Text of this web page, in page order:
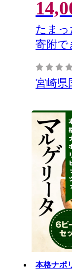
お祝い 記
たまっ
寄附で
宮崎県
本格ナポ